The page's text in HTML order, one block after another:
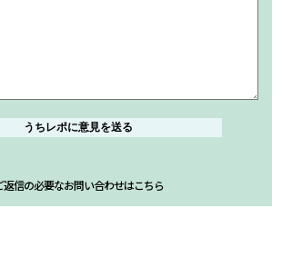
返信の必要なお問い合わせはこちら